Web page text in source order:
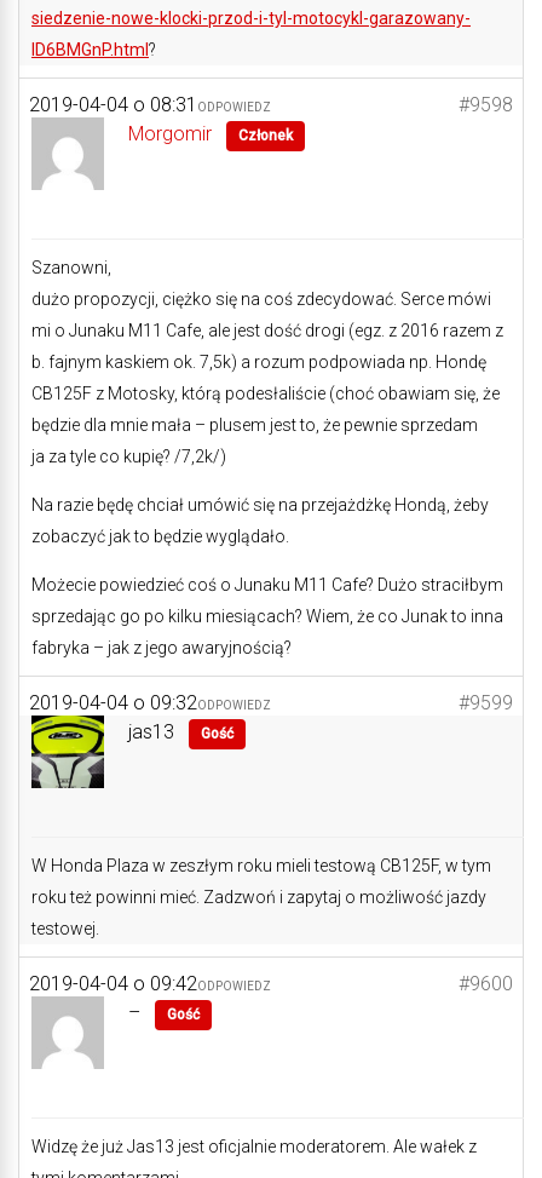
siedzenie-nowe-klocki-przod-i-tyl-motocykl-garazowany-
ID6BMGnP.html ?
2019-04-04 o 08:31 #9598
ODPOWIEDZ
Morgomir Członek
Szanowni,
dużo propozycji, ciężko się na coś zdecydować. Serce mówi
mi o Junaku M11 Cafe, ale jest dość drogi (egz. z 2016 razem z
b. fajnym kaskiem ok. 7,5k) a rozum podpowiada np. Hondę
CB125F z Motosky, którą podesłaliście (choć obawiam się, że
będzie dla mnie mała – plusem jest to, że pewnie sprzedam
ja za tyle co kupię? /7,2k/)
Na razie będę chciał umówić się na przejażdżkę Hondą, żeby
zobaczyć jak to będzie wyglądało.
Możecie powiedzieć coś o Junaku M11 Cafe? Dużo straciłbym
sprzedając go po kilku miesiącach? Wiem, że co Junak to inna
fabryka – jak z jego awaryjnością?
2019-04-04 o 09:32 #9599
ODPOWIEDZ
jas13 Gość
W Honda Plaza w zeszłym roku mieli testową CB125F, w tym
roku też powinni mieć. Zadzwoń i zapytaj o możliwość jazdy
testowej.
2019-04-04 o 09:42 #9600
ODPOWIEDZ
– Gość
Widzę że już Jas13 jest oficjalnie moderatorem. Ale wałek z